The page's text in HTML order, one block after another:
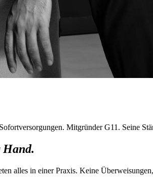
Mitgründer G11. Seine
Hand.
alles in einer Praxis. Keine